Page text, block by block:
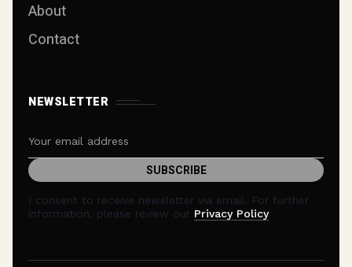
About
Contact
NEWSLETTER
I consent to receive newsletter via email. For further
information, please review our Privacy Policy